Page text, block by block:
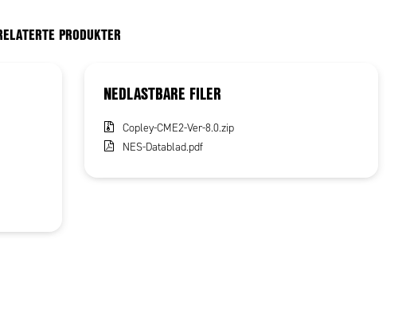
PRODUKTER
NEDLASTBARE FILER
Copley-CME2-Ver-8.0.zip
NES-Datablad.pdf